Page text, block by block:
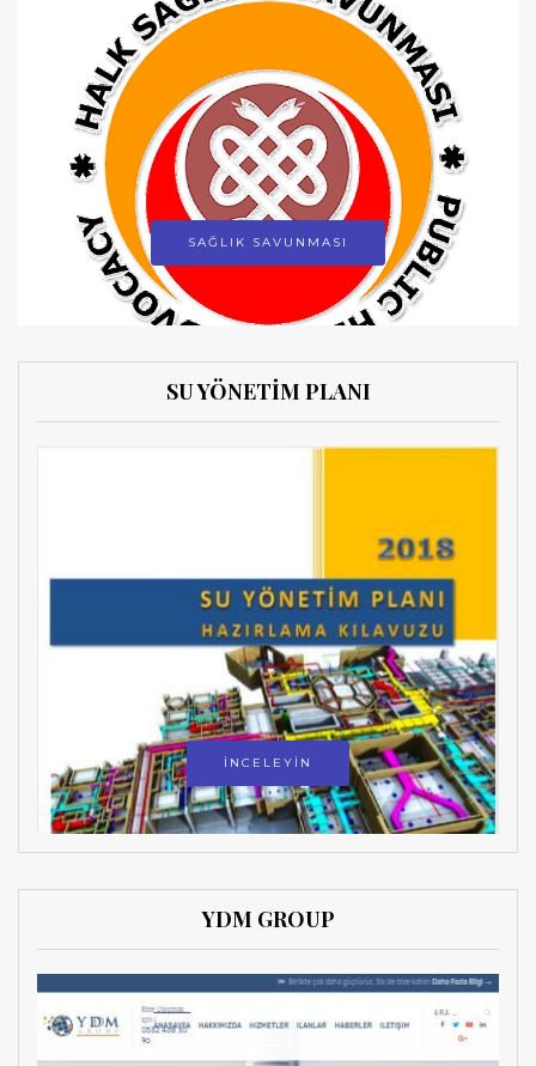
SAĞLIK SAVUNMASI
SU YÖNETİM PLANI
İNCELEYİN
YDM GROUP